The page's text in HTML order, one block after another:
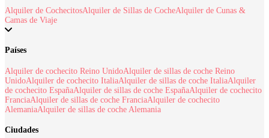
Alquiler de CochecitosAlquiler de Sillas de CocheAlquiler de Cunas &
Camas de Viaje
Países
Alquiler de cochecito Reino UnidoAlquiler de sillas de coche Reino
UnidoAlquiler de cochecito ItaliaAlquiler de sillas de coche ItaliaAlquiler
de cochecito EspañaAlquiler de sillas de coche EspañaAlquiler de cochecito
FranciaAlquiler de sillas de coche FranciaAlquiler de cochecito
AlemaniaAlquiler de sillas de coche Alemania
Ciudades